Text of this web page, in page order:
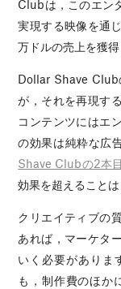
Clubは，このエン
実現する映像を通
万ドルの売上を獲
Dollar Shave Club
が，それを再現す
コンテンツにはエ
の効果は純粋な広
Shave Clubの2本
効果を超えること
クリエイティブの
あれば，マーケタ
いく必要がありま
も，制作費のほか